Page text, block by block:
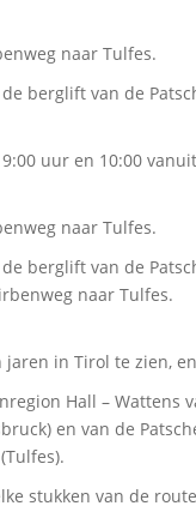
naar Tulfes.
berglift van de
uur en 10:00
naar Tulfes.
berglift van de
naar Tulfes.
in Tirol te zien,
Hall – Wattens
en van de
stukken van de